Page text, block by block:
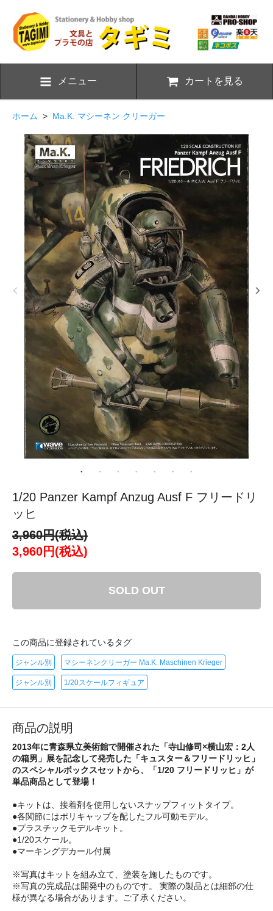
メニュー カートを見る
ホーム > Ma.K. マシーネン クリーガー
1/20 Panzer Kampf Anzug Ausf F フリードリ
ッヒ
3,960円(税込)
3,960円(税込)
SOLD OUT
この商品に登録されているタグ
ジャンル別 マシーネンクリーガー Ma.K. Maschinen Krieger
ジャンル別 1/20スケールフィギュア
商品の説明
2013年に青森県立美術館で開催された「寺山修司×横山宏：2人
の箱男」展を記念して発売した「キュスター＆フリードリッヒ」
のスペシャルボックスセットから、「1/20 フリードリッヒ」が
単品商品として登場！
●キットは、接着剤を使用しないスナップフィットタイプ。
●各関節にはポリキャップを配したフル可動モデル。
●プラスチックモデルキット。
●1/20スケール。
●マーキングデカール付属
※写真はキットを組み立て、塗装を施したものです。
※写真の完成品は開発中のものです。 実際の製品とは細部の仕
様が異なる場合があります。ご了承ください。